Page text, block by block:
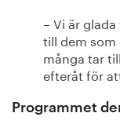
– Vi är
till dem
många tar
efteråt för
Programmet